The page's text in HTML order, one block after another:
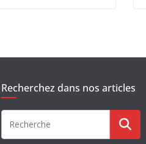
Recherchez dans nos articles